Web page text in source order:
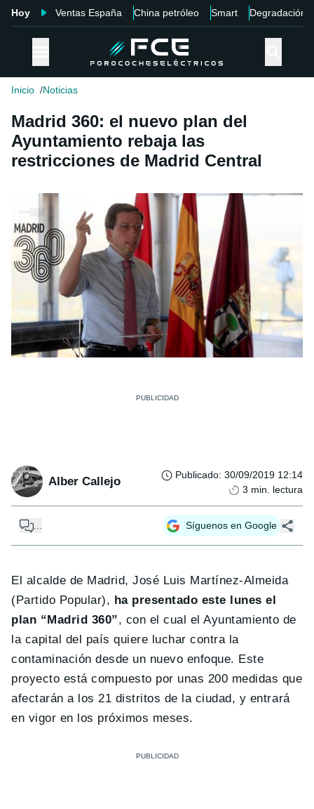
Hoy Ventas España China petróleo Smart Degradación
Inicio Noticias
Madrid 360: el nuevo plan del
Ayuntamiento rebaja las
restricciones de Madrid Central
Alber Callejo Publicado: 30/09/2019 12:14
3 min. lectura
... Síguenos en Google
El alcalde de Madrid, José Luis Martínez-Almeida
(Partido Popular), ha presentado este lunes el
plan “Madrid 360”, con el cual el Ayuntamiento de
la capital del país quiere luchar contra la
contaminación desde un nuevo enfoque. Este
proyecto está compuesto por unas 200 medidas que
afectarán a los 21 distritos de la ciudad, y entrará
en vigor en los próximos meses.